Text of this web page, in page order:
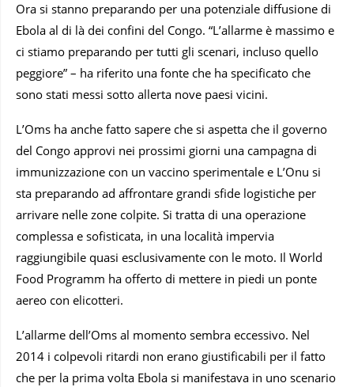
Ora si stanno preparando per una potenziale diffusione di
Ebola al di là dei confini del Congo. “L’allarme è massimo e
ci stiamo preparando per tutti gli scenari, incluso quello
peggiore” – ha riferito una fonte che ha specificato che
sono stati messi sotto allerta nove paesi vicini.
L’Oms ha anche fatto sapere che si aspetta che il governo
del Congo approvi nei prossimi giorni una campagna di
immunizzazione con un vaccino sperimentale e L’Onu si
sta preparando ad affrontare grandi sfide logistiche per
arrivare nelle zone colpite. Si tratta di una operazione
complessa e sofisticata, in una località impervia
raggiungibile quasi esclusivamente con le moto. Il World
Food Programm ha offerto di mettere in piedi un ponte
aereo con elicotteri.
L’allarme dell’Oms al momento sembra eccessivo. Nel
2014 i colpevoli ritardi non erano giustificabili per il fatto
che per la prima volta Ebola si manifestava in uno scenario